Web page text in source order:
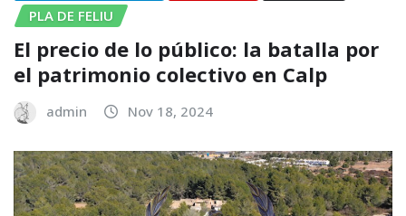
PLA DE FELIU
El precio de lo público: la batalla por
el patrimonio colectivo en Calp
admin Nov 18, 2024